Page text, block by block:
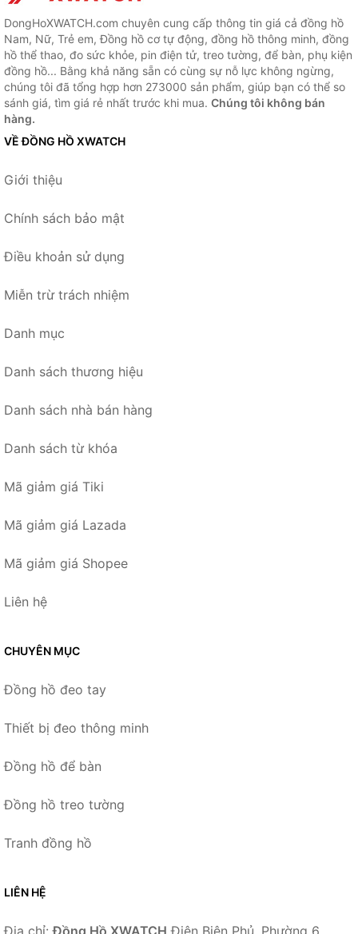
DongHoXWATCH.com chuyên cung cấp thông tin giá cả đồng hồ
Nam, Nữ, Trẻ em, Đồng hồ cơ tự động, đồng hồ thông minh, đồng
hồ thể thao, đo sức khỏe, pin điện tử, treo tường, để bàn, phụ kiện
đồng hồ... Bằng khả năng sẵn có cùng sự nỗ lực không ngừng,
chúng tôi đã tổng hợp hơn 273000 sản phẩm, giúp bạn có thể so
sánh giá, tìm giá rẻ nhất trước khi mua. Chúng tôi không bán
hàng.
VỀ ĐỒNG HỒ XWATCH
Giới thiệu
Chính sách bảo mật
Điều khoản sử dụng
Miễn trừ trách nhiệm
Danh mục
Danh sách thương hiệu
Danh sách nhà bán hàng
Danh sách từ khóa
Mã giảm giá Tiki
Mã giảm giá Lazada
Mã giảm giá Shopee
Liên hệ
CHUYÊN MỤC
Đồng hồ đeo tay
Thiết bị đeo thông minh
Đồng hồ để bàn
Đồng hồ treo tường
Tranh đồng hồ
LIÊN HỆ
Địa chỉ:Đồng Hồ XWATCH Điện Biên Phủ, Phường 6,